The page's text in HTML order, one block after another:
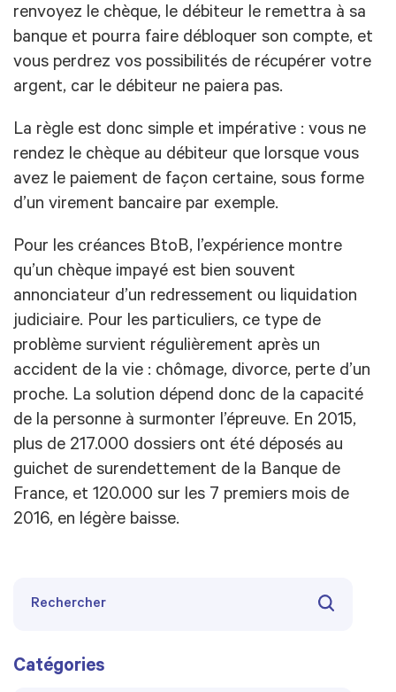
renvoyez le chèque, le débiteur le remettra à sa
banque et pourra faire débloquer son compte, et
vous perdrez vos possibilités de récupérer votre
argent, car le débiteur ne paiera pas.
La règle est donc simple et impérative : vous ne
rendez le chèque au débiteur que lorsque vous
avez le paiement de façon certaine, sous forme
d’un virement bancaire par exemple.
Pour les créances BtoB, l’expérience montre
qu’un chèque impayé est bien souvent
annonciateur d’un redressement ou liquidation
judiciaire. Pour les particuliers, ce type de
problème survient régulièrement après un
accident de la vie : chômage, divorce, perte d’un
proche. La solution dépend donc de la capacité
de la personne à surmonter l’épreuve. En 2015,
plus de 217.000 dossiers ont été déposés au
guichet de surendettement de la Banque de
France, et 120.000 sur les 7 premiers mois de
2016, en légère baisse.
Catégories